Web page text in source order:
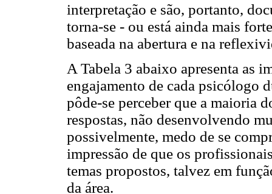
interpretação e são, portanto,
torna-se - ou está ainda mais
baseada na abertura e na
A Tabela 3 abaixo apresenta as
engajamento de cada psicólogo
pôde-se perceber que a maioria
respostas, não desenvolvendo
possivelmente, medo de se
impressão de que os
temas propostos, talvez em
da área.